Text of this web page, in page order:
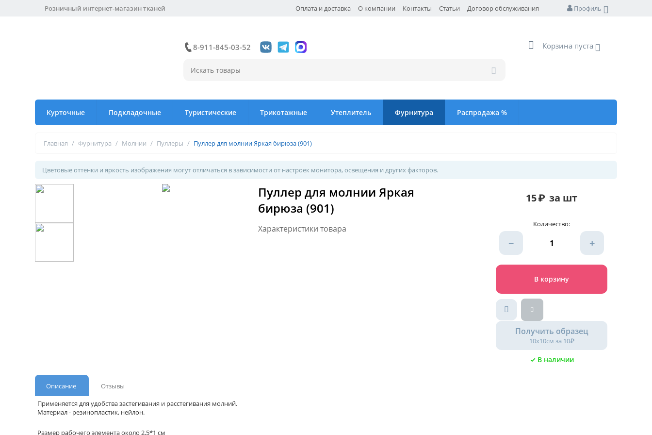
Профиль
Оплата и доставка О компании Контакты Статьи Договор обслуживания
Розничный интернет-магазин тканей
8-911-845-03-52 Корзина пуста
Курточные Подкладочные Туристические Трикотажные Утеплитель Фурнитура Распродажа %
Главная / Фурнитура / Молнии / Пуллеры / Пуллер для молнии Яркая бирюза (901)
Цветовые оттенки и яркость изображения могут отличаться в зависимости от настроек монитора, освещения и других факторов.
Пуллер для молнии Яркая
бирюза (901)
Характеристики товара
15₽ за шт
Количество:
+
−
В корзину
Получить образец
10х10см за 10₽
✓ В наличии
Описание
Отзывы
Применяется для удобства застегивания и расстегивания молний.
Материал - резинопластик, нейлон.
Размер рабочего элемента около 2,5*1 см